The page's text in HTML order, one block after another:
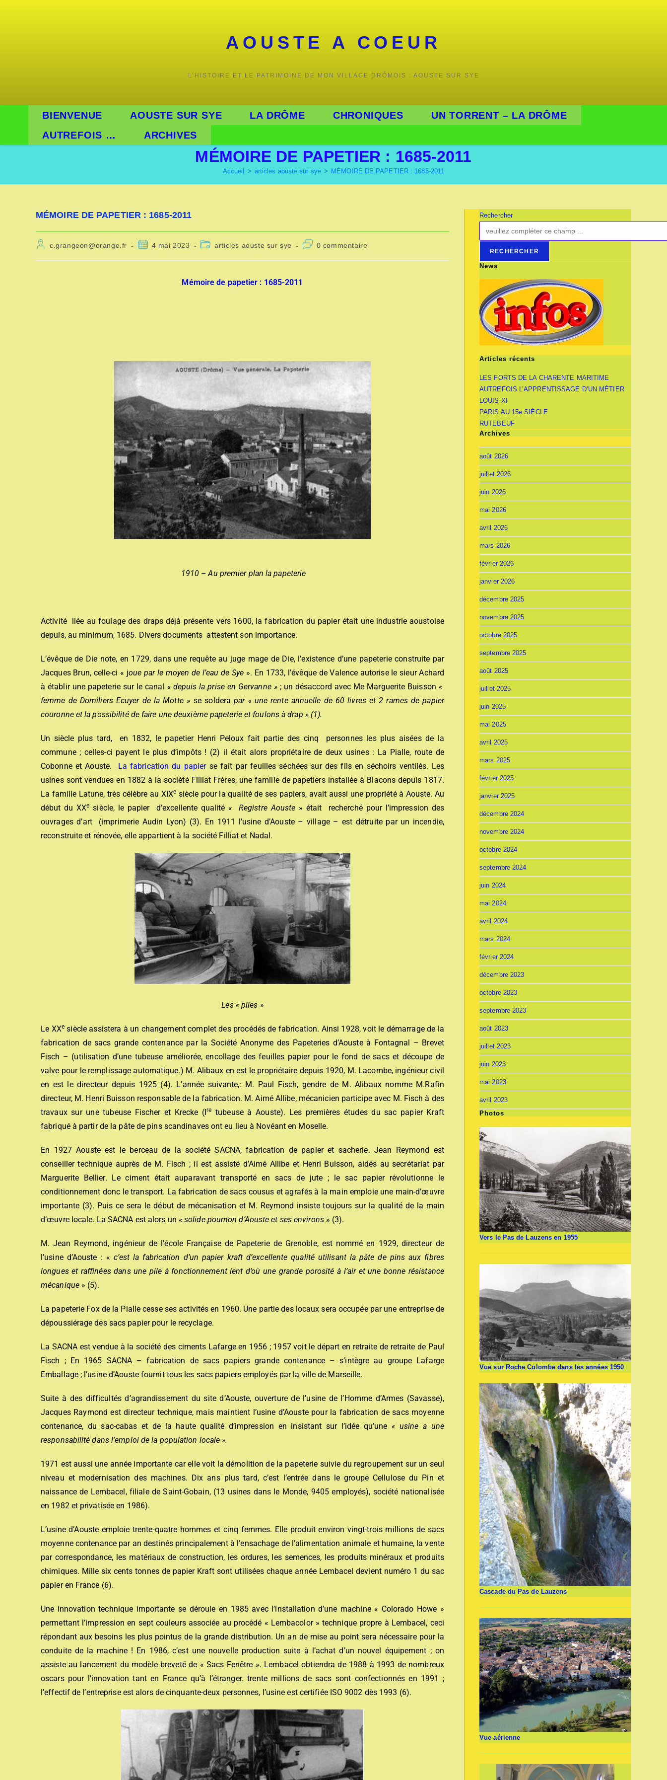
AOUSTE A COEUR
L’HISTOIRE ET LE PATRIMOINE DE MON VILLAGE DRÔMOIS : AOUSTE SUR SYE
BIENVENUE AOUSTE SUR SYE LA DRÔME CHRONIQUES
UN TORRENT – LA DRÔME
AUTREFOIS …
ARCHIVES
MÉMOIRE DE PAPETIER : 1685-2011
Accueil > articles aouste sur sye > MÉMOIRE DE PAPETIER : 1685-2011
MÉMOIRE DE PAPETIER : 1685-2011
c.grangeon@orange.fr 4 mai 2023 articles aouste sur sye 0 commentaire
Mémoire de papetier : 1685-2011
1910 – Au premier plan la papeterie
Activité liée au foulage des draps déjà présente vers 1600, la fabrication du papier était une industrie aoustoise
depuis, au minimum, 1685. Divers documents attestent son importance.
L’évêque de Die note, en 1729, dans une requête au juge mage de Die, l’existence d’une papeterie construite par
Jacques Brun, celle-ci « joue par le moyen de l’eau de Sye ». En 1733, l’évêque de Valence autorise le sieur Achard
à établir une papeterie sur le canal « depuis la prise en Gervanne »; un désaccord avec Me Marguerite Buisson «
femme de Domiliers Ecuyer de la Motte» se solderapar « une rente annuelle de 60 livres et 2 rames de papier
couronne et la possibilité de faire une deuxième papeterie et foulons à drap » (1).
Un siècle plus tard, en 1832, le papetier Henri Peloux fait partie des cinq personnes les plus aisées de la
commune ; celles-ci payent le plus d’impôts ! (2) il était alors propriétaire de deux usines : La Pialle, route de
Cobonne et Aouste. La fabrication du papierse fait par feuilles séchées sur des fils en séchoirs ventilés. Les
usines sont vendues en 1882 à la société Filliat Frères, une famille de papetiers installée à Blacons depuis 1817.
La famille Latune, très célèbre au XIXe siècle pour la qualité de ses papiers, avait aussi une propriété à Aouste. Au
début du XXe siècle, le papier d’excellente qualité« Registre Aouste » était recherché pour l’impression des
ouvrages d’art (imprimerie Audin Lyon) (3). En 1911 l’usine d’Aouste – village – est détruite par un incendie,
reconstruite et rénovée, elle appartient à la société Filliat et Nadal.
Les « piles »
Le XXesiècle assistera à un changement complet des procédés de fabrication. Ainsi 1928, voit le démarrage de la
fabrication de sacs grande contenance par la Société Anonyme des Papeteries d’Aouste à Fontagnal – Brevet
Fisch – (utilisation d’une tubeuse améliorée, encollage des feuilles papier pour le fond de sacs et découpe de
valve pour le remplissage automatique.) M. Alibaux en est le propriétaire depuis 1920, M. Lacombe, ingénieur civil
en est le directeur depuis 1925 (4). L’année suivante,: M. Paul Fisch, gendre de M. Alibaux nomme M.Rafin
directeur, M. Henri Buisson responsable de la fabrication. M. Aimé Allibe, mécanicien participe avec M. Fisch à des
travaux sur une tubeuse Fischer et Krecke (Ire tubeuse à Aouste). Les premières études du sac papier Kraft
fabriqué à partir de la pâte de pins scandinaves ont eu lieu à Novéant en Moselle.
En 1927 Aouste est le berceau de la société SACNA, fabrication de papier et sacherie. Jean Reymond est
conseiller technique auprès de M. Fisch ; il est assisté d’Aimé Allibe et Henri Buisson, aidés au secrétariat par
Marguerite Bellier. Le ciment était auparavant transporté en sacs de jute ; le sac papier révolutionne le
conditionnement donc le transport. La fabrication de sacs cousus et agrafés à la main emploie une main-d’œuvre
importante (3). Puis ce sera le début de mécanisation et M. Reymond insiste toujours sur la qualité de la main
d‘œuvre locale. La SACNA est alors un « solide poumon d’Aouste et ses environs» (3).
M. Jean Reymond, ingénieur de l’école Française de Papeterie de Grenoble, est nommé en 1929, directeur de
l’usine d’Aouste : « c’est la fabrication d’un papier kraft d’excellente qualité utilisant la pâte de pins aux fibres
longues et raffinées dans une pile à fonctionnement lent d’où une grande porosité à l’air et une bonne résistance
mécanique » (5).
La papeterie Fox de la Pialle cesse ses activités en 1960. Une partie des locaux sera occupée par une entreprise de
dépoussiérage des sacs papier pour le recyclage.
La SACNA est vendue à la société des ciments Lafarge en 1956 ; 1957 voit le départ en retraite de retraite de Paul
Fisch ; En 1965 SACNA – fabrication de sacs papiers grande contenance – s’intègre au groupe Lafarge
Emballage ; l’usine d’Aouste fournit tous les sacs papiers employés par la ville de Marseille.
Suite à des difficultés d’agrandissement du site d’Aouste, ouverture de l’usine de l’Homme d’Armes (Savasse),
Jacques Raymond est directeur technique, mais maintient l’usine d’Aouste pour la fabrication de sacs moyenne
contenance, du sac-cabas et de la haute qualité d’impression en insistant sur l’idée qu’une« usine a une
responsabilité dans l’emploi de la population locale ».
1971 est aussi une année importante car elle voit la démolition de la papeterie suivie du regroupement sur un seul
niveau et modernisation des machines. Dix ans plus tard, c’est l’entrée dans le groupe Cellulose du Pin et
naissance de Lembacel, filiale de Saint-Gobain, (13 usines dans le Monde, 9405 employés), société nationalisée
en 1982 et privatisée en 1986).
L’usine d’Aouste emploie trente-quatre hommes et cinq femmes. Elle produit environ vingt-trois millions de sacs
moyenne contenance par an destinés principalement à l’ensachage de l’alimentation animale et humaine, la vente
par correspondance, les matériaux de construction, les ordures, les semences, les produits minéraux et produits
chimiques. Mille six cents tonnes de papier Kraft sont utilisées chaque année Lembacel devient numéro 1 du sac
papier en France (6).
Une innovation technique importante se déroule en 1985 avec l’installation d’une machine « Colorado Howe »
permettant l’impression en sept couleurs associée au procédé « Lembacolor » technique propre à Lembacel, ceci
répondant aux besoins les plus pointus de la grande distribution. Un an de mise au point sera nécessaire pour la
conduite de la machine ! En 1986, c’est une nouvelle production suite à l’achat d’un nouvel équipement ; on
assiste au lancement du modèle breveté de « Sacs Fenêtre ». Lembacel obtiendra de 1988 à 1993 de nombreux
oscars pour l’innovation tant en France qu’à l’étranger. trente millions de sacs sont confectionnés en 1991 ;
l’effectif de l’entreprise est alors de cinquante-deux personnes, l’usine est certifiée ISO 9002 dès 1993 (6).
Rechercher
RECHERCHER
News
Articles récents
LES FORTS DE LA CHARENTE MARITIME
AUTREFOIS L’APPRENTISSAGE D’UN MÉTIER
LOUIS XI
PARIS AU 15e SIÈCLE
RUTEBEUF
Archives
août 2026
juillet 2026
juin 2026
mai 2026
avril 2026
mars 2026
février 2026
janvier 2026
décembre 2025
novembre 2025
octobre 2025
septembre 2025
août 2025
juillet 2025
juin 2025
mai 2025
avril 2025
mars 2025
février 2025
janvier 2025
décembre 2024
novembre 2024
octobre 2024
septembre 2024
juin 2024
mai 2024
avril 2024
mars 2024
février 2024
décembre 2023
octobre 2023
septembre 2023
août 2023
juillet 2023
juin 2023
mai 2023
avril 2023
Photos
Vers le Pas de Lauzens en 1955
Vue sur Roche Colombe dans les années 1950
Cascade du Pas de Lauzens
Vue aérienne